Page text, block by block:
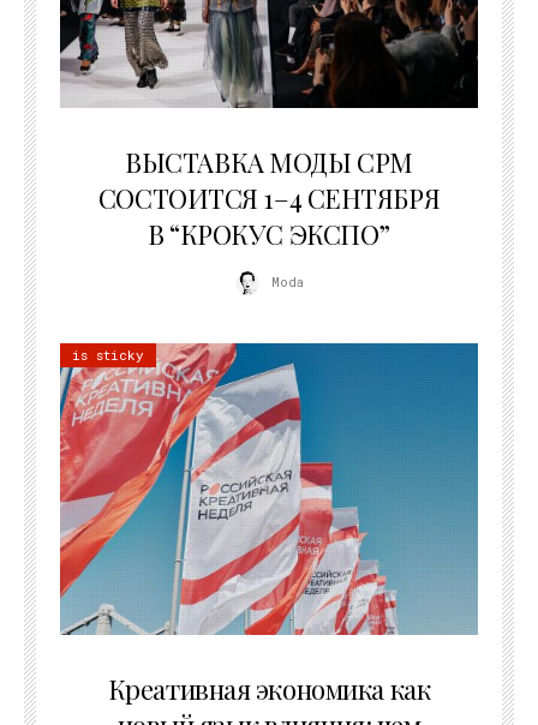
ВЫСТАВКА МОДЫ CPM
СОСТОИТСЯ 1–4 СЕНТЯБРЯ
В “КРОКУС ЭКСПО”
Moda
is sticky
Креативная экономика как